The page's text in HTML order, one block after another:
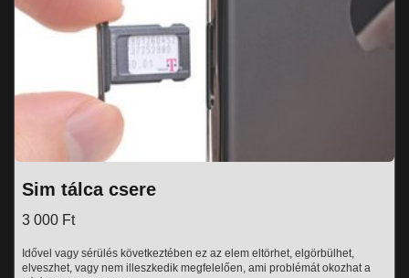
Sim tálca csere
3 000 Ft
Idővel vagy sérülés következtében ez az elem eltörhet, elgörbülhet,
elveszhet, vagy nem illeszkedik megfelelően, ami problémát okozhat a